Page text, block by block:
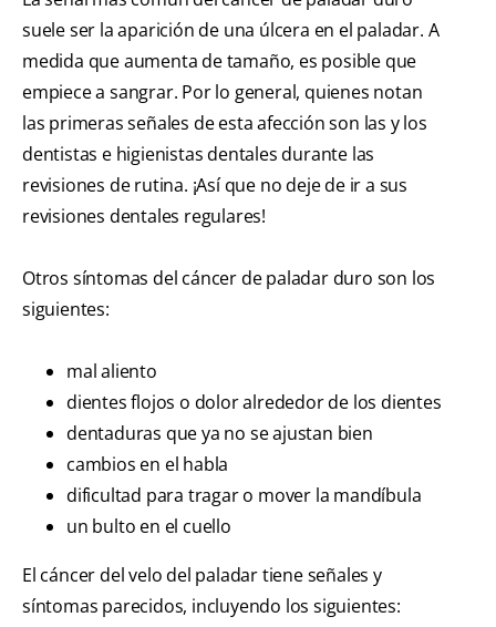
suele ser la aparición de una úlcera en el paladar. A
medida que aumenta de tamaño, es posible que
empiece a sangrar. Por lo general, quienes notan
las primeras señales de esta afección son las y los
dentistas e higienistas dentales durante las
revisiones de rutina. ¡Así que no deje de ir a sus
revisiones dentales regulares!
Otros síntomas del cáncer de paladar duro son los
siguientes:
mal aliento
dientes flojos o dolor alrededor de los dientes
dentaduras que ya no se ajustan bien
cambios en el habla
dificultad para tragar o mover la mandíbula
un bulto en el cuello
El cáncer del velo del paladar tiene señales y
síntomas parecidos, incluyendo los siguientes: